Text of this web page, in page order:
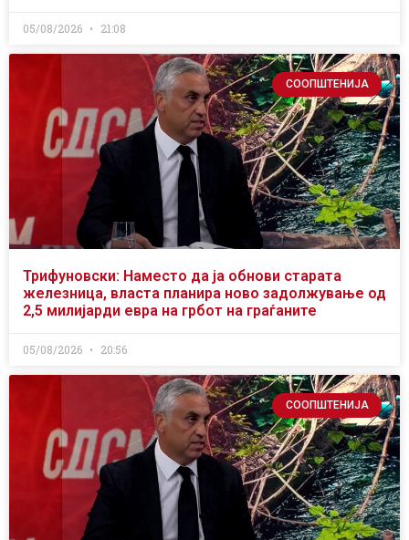
05/08/2026 21:08
СООПШТЕНИЈА
Трифуновски: Наместо да ја обнови старата
железница, власта планира ново задолжување од
2,5 милијарди евра на грбот на граѓаните
05/08/2026 20:56
СООПШТЕНИЈА